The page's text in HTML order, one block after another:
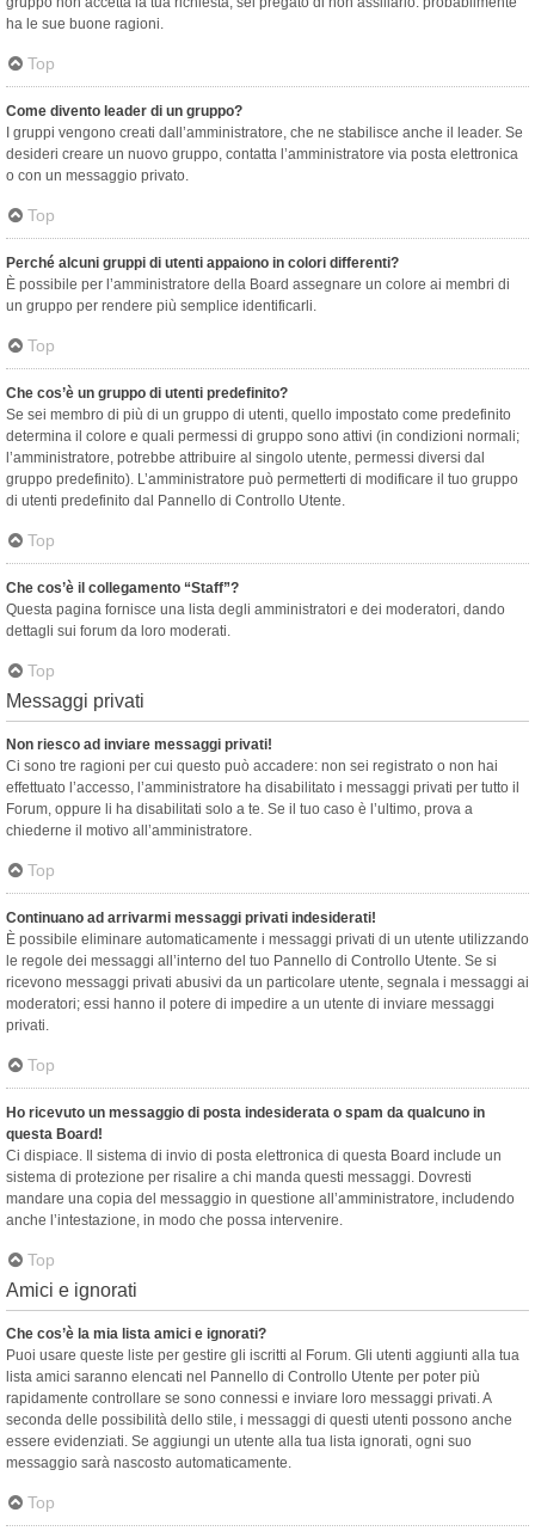
ha le sue buone ragioni.
Top
Come divento leader di un gruppo?
I gruppi vengono creati dall’amministratore, che ne stabilisce anche il leader. Se
desideri creare un nuovo gruppo, contatta l’amministratore via posta elettronica
o con un messaggio privato.
Top
Perché alcuni gruppi di utenti appaiono in colori differenti?
È possibile per l’amministratore della Board assegnare un colore ai membri di
un gruppo per rendere più semplice identificarli.
Top
Che cos’è un gruppo di utenti predefinito?
Se sei membro di più di un gruppo di utenti, quello impostato come predefinito
determina il colore e quali permessi di gruppo sono attivi (in condizioni normali;
l’amministratore, potrebbe attribuire al singolo utente, permessi diversi dal
gruppo predefinito). L’amministratore può permetterti di modificare il tuo gruppo
di utenti predefinito dal Pannello di Controllo Utente.
Top
Che cos’è il collegamento “Staff”?
Questa pagina fornisce una lista degli amministratori e dei moderatori, dando
dettagli sui forum da loro moderati.
Top
Messaggi privati
Non riesco ad inviare messaggi privati!
Ci sono tre ragioni per cui questo può accadere: non sei registrato o non hai
effettuato l’accesso, l’amministratore ha disabilitato i messaggi privati per tutto il
Forum, oppure li ha disabilitati solo a te. Se il tuo caso è l’ultimo, prova a
chiederne il motivo all’amministratore.
Top
Continuano ad arrivarmi messaggi privati indesiderati!
È possibile eliminare automaticamente i messaggi privati ​​di un utente utilizzando
le regole dei messaggi all’interno del tuo Pannello di Controllo Utente. Se si
ricevono messaggi privati ​​abusivi da un particolare utente, segnala i messaggi ai
moderatori; essi hanno il potere di impedire a un utente di inviare messaggi
privati​​.
Top
Ho ricevuto un messaggio di posta indesiderata o spam da qualcuno in
questa Board!
Ci dispiace. Il sistema di invio di posta elettronica di questa Board include un
sistema di protezione per risalire a chi manda questi messaggi. Dovresti
mandare una copia del messaggio in questione all’amministratore, includendo
anche l’intestazione, in modo che possa intervenire.
Top
Amici e ignorati
Che cos’è la mia lista amici e ignorati?
Puoi usare queste liste per gestire gli iscritti al Forum. Gli utenti aggiunti alla tua
lista amici saranno elencati nel Pannello di Controllo Utente per poter più
rapidamente controllare se sono connessi e inviare loro messaggi privati. A
seconda delle possibilità dello stile, i messaggi di questi utenti possono anche
essere evidenziati. Se aggiungi un utente alla tua lista ignorati, ogni suo
messaggio sarà nascosto automaticamente.
Top